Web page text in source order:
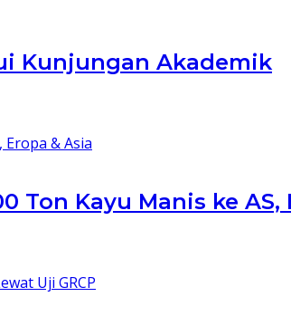
Kunjungan Akademik
Ton Kayu Manis ke AS,